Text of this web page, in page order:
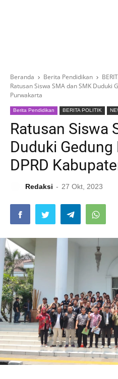
Beranda Berita Pendidikan
Ratusan Siswa SMA dan SMK Duduki
Purwakarta
Berita Pendidikan BERITA POLITIK
Ratusan Siswa
Duduki Gedung
DPRD
Redaksi 27 Okt, 2023